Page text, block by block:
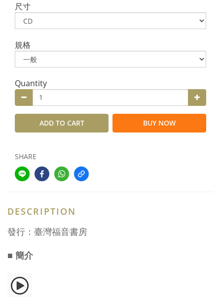
尺寸
規格
Quantity
ADD TO CART BUY NOW
SHARE
DESCRIPTION
發行：臺灣福音書房
■ 簡介